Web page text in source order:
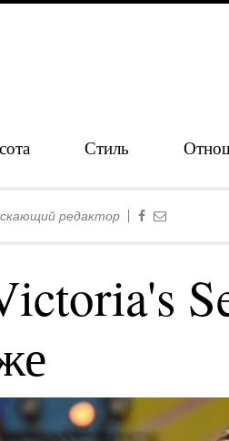
Стиль
редактор